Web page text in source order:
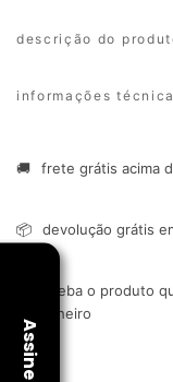
descrição do
informações
🚚 frete grátis acima
📦 devolução grátis
receba o produto
dinheiro